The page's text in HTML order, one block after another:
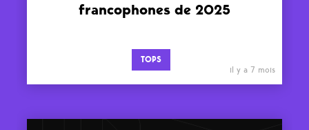
francophones de 2025
TOPS
il y a 7 mois